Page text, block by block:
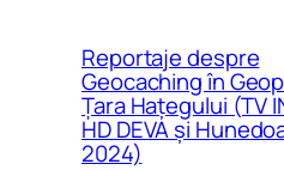
Reportaje despre
Geocaching în
Țara Hațegului (TV
HD DEVA și
2024)